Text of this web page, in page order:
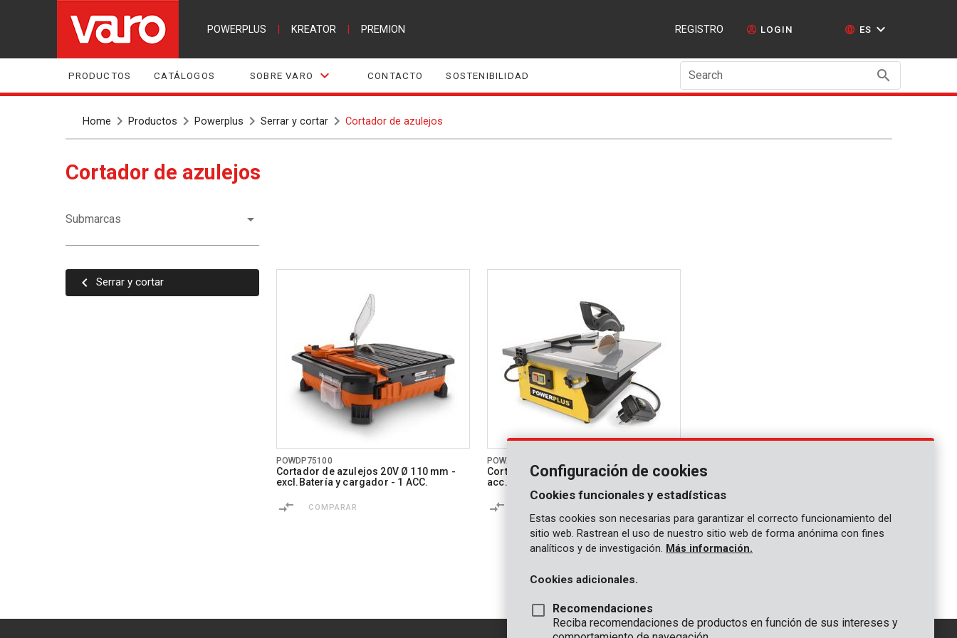
POWERPLUS KREATOR PREMION REGISTRO LOGIN ES
PRODUCTOS CATÁLOGOS SOBRE VARO CONTACTO SOSTENIBILIDAD Search
Home Productos Powerplus Serrar y cortar Cortador de azulejos
Cortador de azulejos
Submarcas
Serrar y cortar
POWDP75100
Cortador de azulejos 20V Ø 110 mm -
excl.Batería y cargador - 1 ACC.
COMPARAR
POWX2300
Cortador de azulejos 800W Ø 180mm - 1
acc.
Configuración de cookies
Cookies funcionales y estadísticas
Estas cookies son necesarias para garantizar el correcto funcionamiento del
sitio web. Rastrean el uso de nuestro sitio web de forma anónima con fines
analíticos y de investigación. Más información.
Cookies adicionales.
Recomendaciones
Reciba recomendaciones de productos en función de sus intereses y